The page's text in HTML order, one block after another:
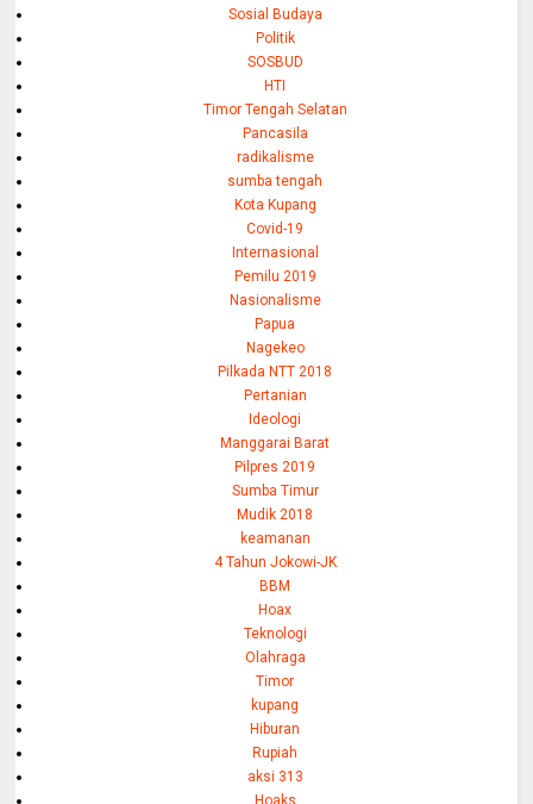
Sosial Budaya
Politik
SOSBUD
HTI
Timor Tengah Selatan
Pancasila
radikalisme
sumba tengah
Kota Kupang
Covid-19
Internasional
Pemilu 2019
Nasionalisme
Papua
Nagekeo
Pilkada NTT 2018
Pertanian
Ideologi
Manggarai Barat
Pilpres 2019
Sumba Timur
Mudik 2018
keamanan
4 Tahun Jokowi-JK
BBM
Hoax
Teknologi
Olahraga
Timor
kupang
Hiburan
Rupiah
aksi 313
Hoaks